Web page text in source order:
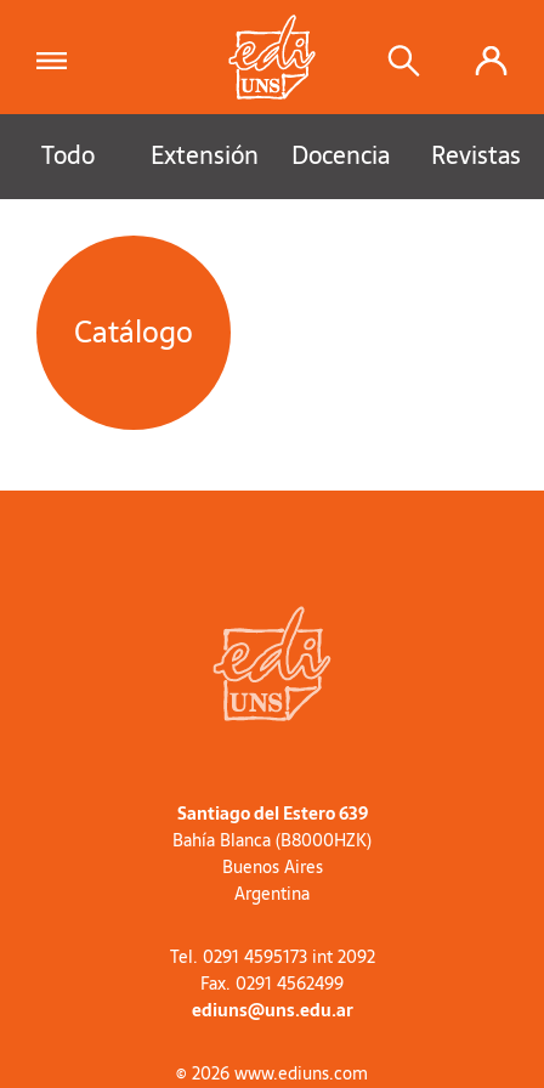
Todo Extensión Docencia Revistas
Catálogo
Santiago del Estero 639
Bahía Blanca (B8000HZK)
Buenos Aires
Argentina
Tel. 0291 4595173 int 2092
Fax. 0291 4562499
ediuns@uns.edu.ar
© 2026 www.ediuns.com